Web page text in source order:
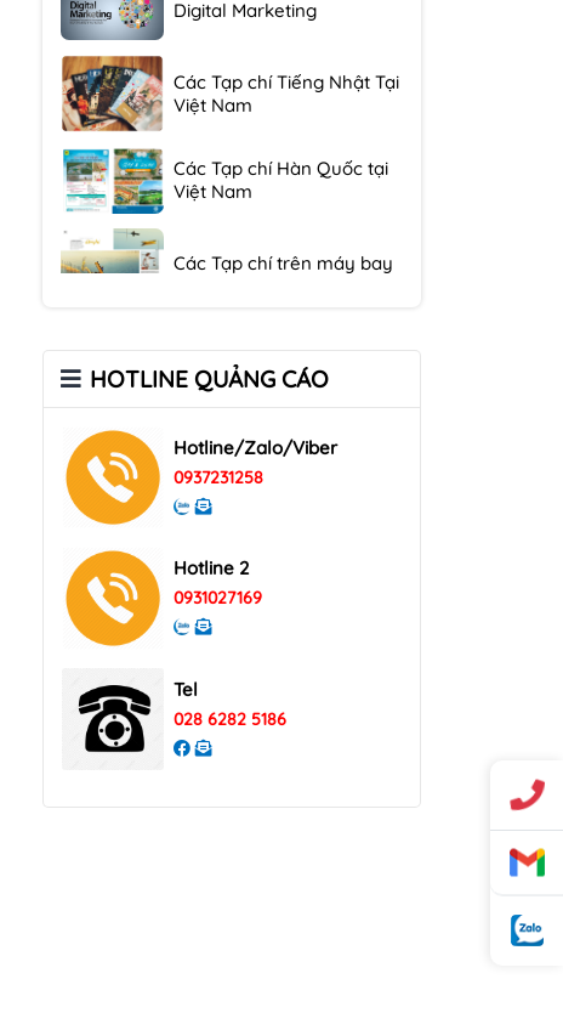
Việt Nam
Việt Nam
HOTLINE QUẢNG CÁO
Hotline/Zalo/Viber
0937231258
Hotline 2
0931027169
Tel
028 6282 5186